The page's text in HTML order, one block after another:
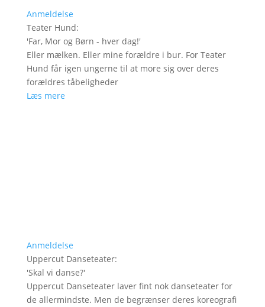
Anmeldelse
Teater Hund:
'Far, Mor og Børn - hver dag!'
Eller mælken. Eller mine forældre i bur. For Teater
Hund får igen ungerne til at more sig over deres
forældres tåbeligheder
Læs mere
Anmeldelse
Uppercut Danseteater:
'Skal vi danse?'
Uppercut Danseteater laver fint nok danseteater for
de allermindste. Men de begrænser deres koreografi